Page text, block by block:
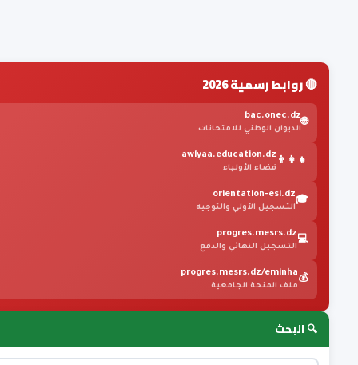
🔴 روابط رسمية 2026
🌐
bac.onec.dz
الديوان الوطني للامتحانات
👨‍👩‍👧
awlyaa.education.dz
فضاء الأولياء
🎓
orientation-esi.dz
التسجيل الأولي والتوجيه
💻
progres.mesrs.dz
التسجيل النهائي والدفع
💰
progres.mesrs.dz/eminha
ملف المنحة الجامعية
🔍 البحث